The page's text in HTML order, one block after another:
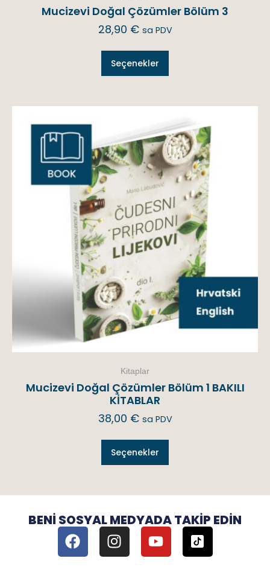
Mucizevi Doğal Çözümler Bölüm 3
28,90 € sa PDV
Seçenekler
Kitaplar
Mucizevi Doğal Çözümler Bölüm 1 BAKILI
KİTABLAR
38,00 € sa PDV
Seçenekler
BENI SOSYAL MEDYADA TAKIP EDIN